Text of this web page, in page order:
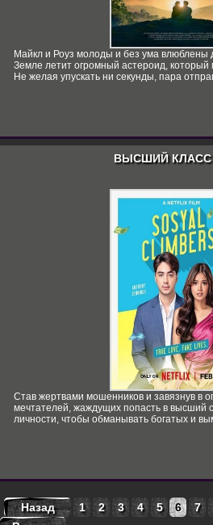
Майкл и Роуз молоды и без ума влюблены
Земле летит огромный астероид, который
Не желая упускать ни секунды, пара
ВЫСШИЙ КЛАСС
Став жертвами мошенников и завязнув в
мечтателей, жаждущих попасть в высший
личности, чтобы обманывать богатых и
Назад 1 2 3 4 5 6 7